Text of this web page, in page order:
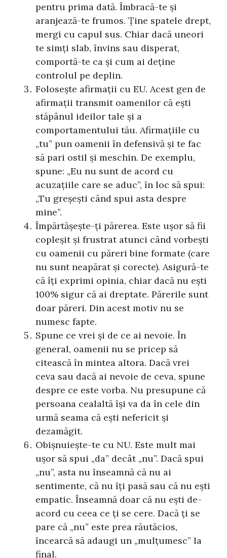
pentru prima dată. Îmbracă-te și
aranjează-te frumos. Ține spatele drept,
mergi cu capul sus. Chiar dacă uneori
te simți slab, învins sau disperat,
comportă-te ca și cum ai deține
controlul pe deplin.
Folosește afirmații cu EU. Acest gen de
afirmații transmit oamenilor că ești
stăpânul ideilor tale și a
comportamentului tău. Afirmațiile cu
„tu” pun oamenii în defensivă și te fac
să pari ostil și meschin. De exemplu,
spune: „Eu nu sunt de acord cu
acuzațiile care se aduc”, în loc să spui:
„Tu greșești când spui asta despre
mine”.
Împărtășește-ți părerea. Este ușor să fii
copleșit și frustrat atunci când vorbești
cu oamenii cu păreri bine formate (care
nu sunt neapărat și corecte). Asigură-te
că îți exprimi opinia, chiar dacă nu ești
100% sigur că ai dreptate. Părerile sunt
doar păreri. Din acest motiv nu se
numesc fapte.
Spune ce vrei și de ce ai nevoie. În
general, oamenii nu se pricep să
citească în mintea altora. Dacă vrei
ceva sau dacă ai nevoie de ceva, spune
despre ce este vorba. Nu presupune că
persoana cealaltă își va da în cele din
urmă seama că ești nefericit și
dezamăgit.
Obișnuiește-te cu NU. Este mult mai
ușor să spui „da” decât „nu”. Dacă spui
„nu”, asta nu înseamnă că nu ai
sentimente, că nu îți pasă sau că nu ești
empatic. Înseamnă doar că nu ești de-
acord cu ceea ce ți se cere. Dacă ți se
pare că „nu” este prea răutăcios,
încearcă să adaugi un „mulțumesc” la
final.